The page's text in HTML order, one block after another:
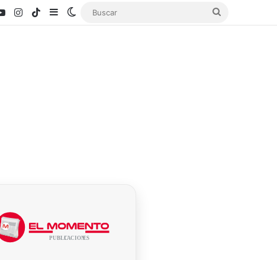
YouTubeInstagram
TikTokSidebarSwitch skin Buscar